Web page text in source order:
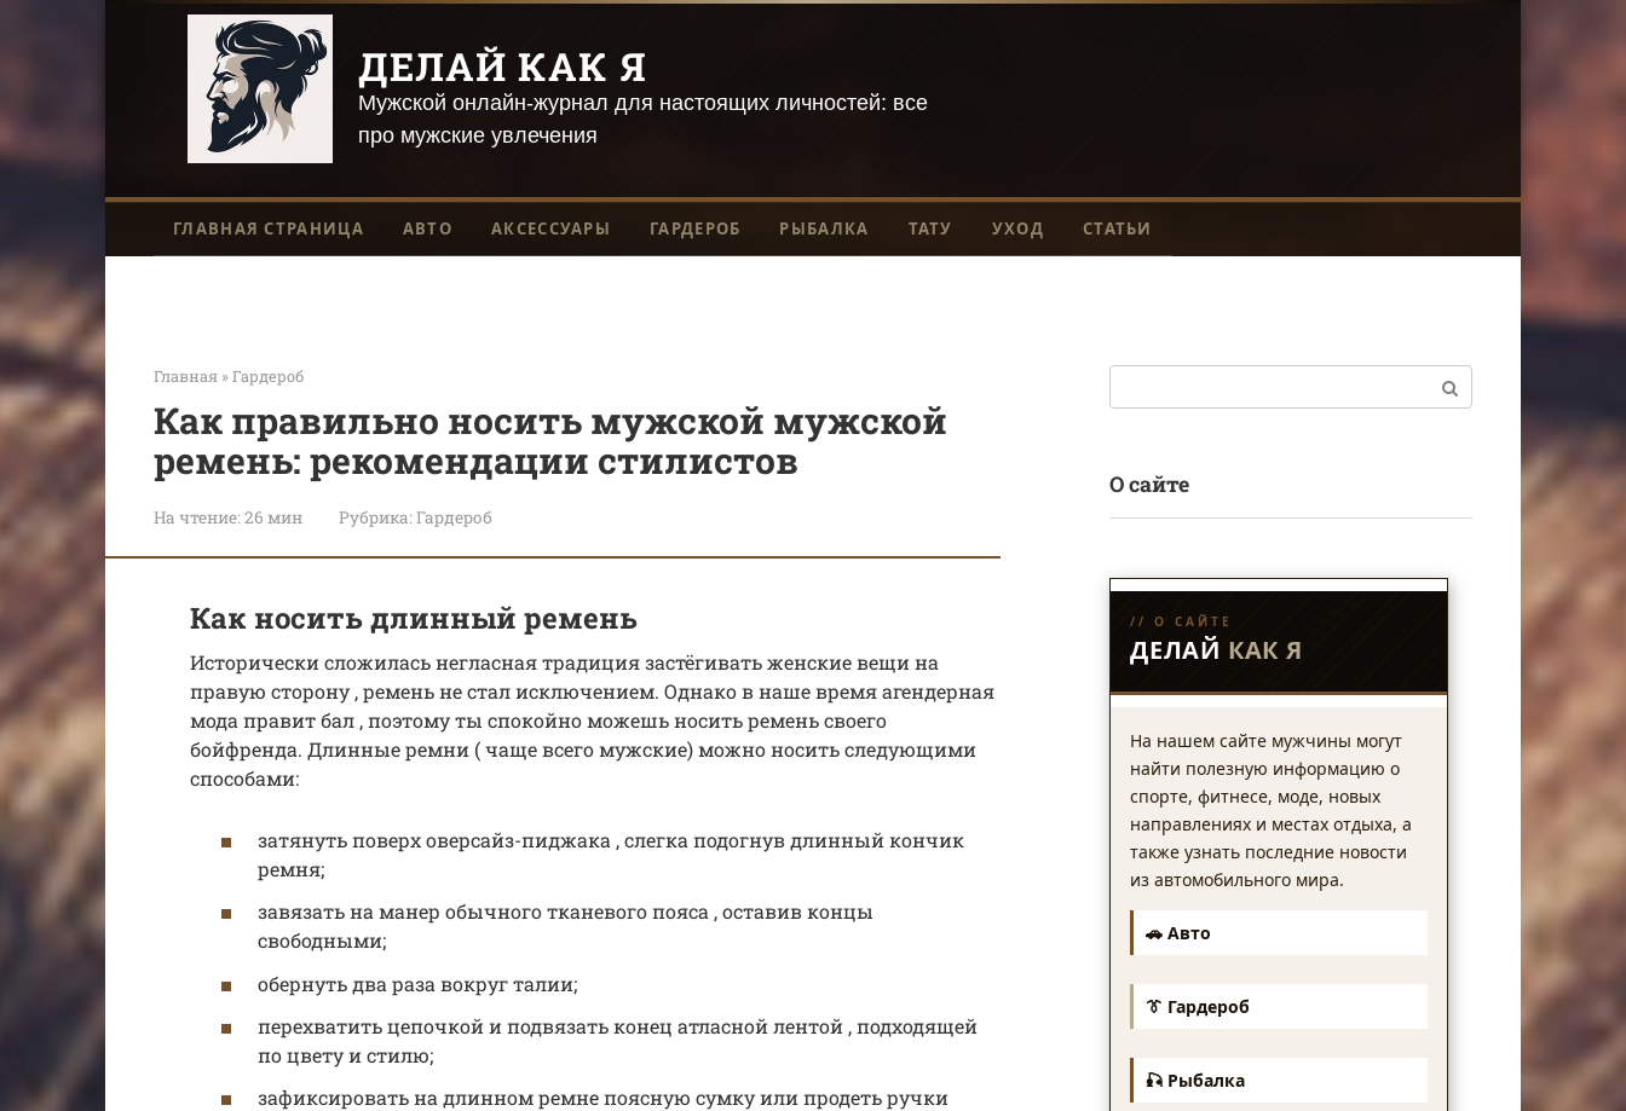
ДЕЛАЙ КАК Я
Мужской онлайн-журнал для настоящих личностей: все
про мужские увлечения
ГЛАВНАЯ СТРАНИЦА АВТО АКСЕССУАРЫ ГАРДЕРОБ РЫБАЛКА ТАТУ УХОД СТАТЬИ
Главная »Гардероб
Как правильно носить мужской мужской
ремень: рекомендации стилистов
На чтение:26 мин Рубрика:Гардероб
Как носить длинный ремень
Исторически сложилась негласная традиция застёгивать женские вещи на
правую сторону , ремень не стал исключением. Однако в наше время агендерная
мода правит бал , поэтому ты спокойно можешь носить ремень своего
бойфренда. Длинные ремни ( чаще всего мужские) можно носить следующими
способами:
затянуть поверх оверсайз-пиджака , слегка подогнув длинный кончик
ремня;
завязать на манер обычного тканевого пояса , оставив концы
свободными;
обернуть два раза вокруг талии;
перехватить цепочкой и подвязать конец атласной лентой , подходящей
по цвету и стилю;
зафиксировать на длинном ремне поясную сумку или продеть ручки
О сайте
// О САЙТЕ
ДЕЛАЙ КАК Я
На нашем сайте мужчины могут
найти полезную информацию о
спорте, фитнесе, моде, новых
направлениях и местах отдыха, а
также узнать последние новости
из автомобильного мира.
🚗 Авто
👔 Гардероб
🎣 Рыбалка